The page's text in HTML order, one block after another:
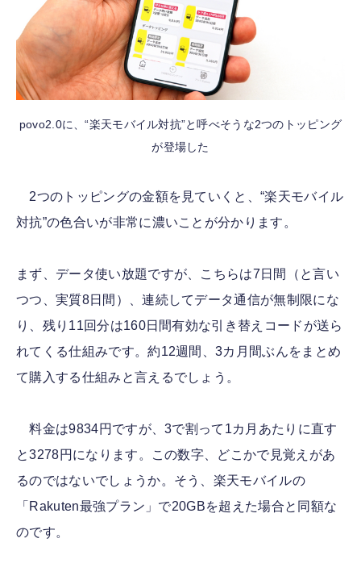
povo2.0に、“楽天モバイル対抗”と呼べそうな2つのトッピング
が登場した
2つのトッピングの金額を見ていくと、“楽天モバイル
対抗”の色合いが非常に濃いことが分かります。
まず、データ使い放題ですが、こちらは7日間（と言い
つつ、実質8日間）、連続してデータ通信が無制限にな
り、残り11回分は160日間有効な引き替えコードが送ら
れてくる仕組みです。約12週間、3カ月間ぶんをまとめ
て購入する仕組みと言えるでしょう。
料金は9834円ですが、3で割って1カ月あたりに直す
と3278円になります。この数字、どこかで見覚えがあ
るのではないでしょうか。そう、楽天モバイルの
「Rakuten最強プラン」で20GBを超えた場合と同額な
のです。